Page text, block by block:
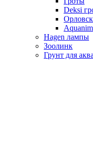
Deksi
Hagen лампы
Зоолинк
Грунт для